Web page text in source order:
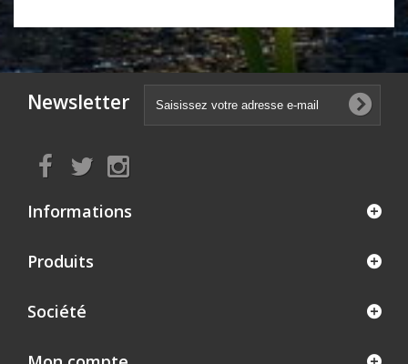
Newsletter
Informations
Produits
Société